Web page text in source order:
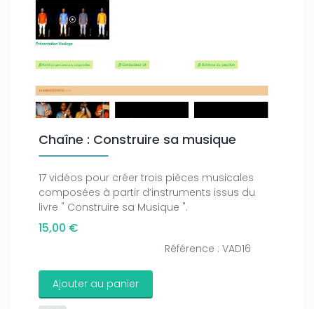
Chaîne : Construire sa musique
17 vidéos pour créer trois pièces musicales
composées à partir d’instruments issus du
livre " Construire sa Musique ".
15,00 €
Référence : VAD16
Ajouter au panier
Only play atJoo casino